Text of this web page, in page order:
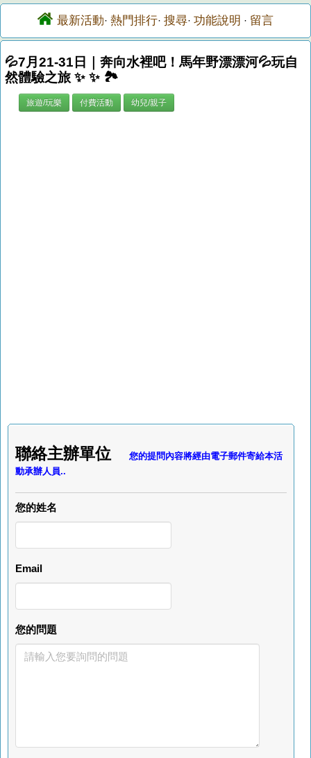
最新活動· 熱門排行· 搜尋· 功能說明 · 留言
💦7月21-31日｜奔向水裡吧！馬年野漂漂河💦玩自
然體驗之旅 ✨ ✨ 🏞️
旅遊/玩樂 付費活動 幼兒/親子
聯絡主辦單位您的提問內容將經由電子郵件寄給本活
動承辦人員..
您的姓名
Email
您的問題